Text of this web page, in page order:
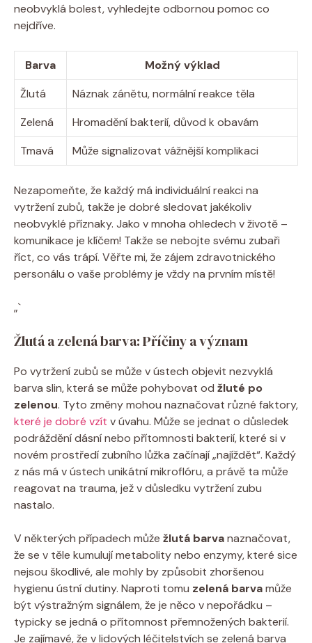
neobvyklá bolest, vyhledejte odbornou pomoc co
nejdříve.
Barva
Možný výklad
Žlutá
Náznak zánětu, normální reakce těla
Zelená
Hromadění bakterií, důvod k obavám
Tmavá
Může signalizovat vážnější komplikaci
Nezapomeňte, že každý má individuální reakci na
vytržení zubů, takže je dobré sledovat jakékoliv
neobvyklé příznaky. Jako v mnoha ohledech v životě –
komunikace je klíčem! Takže se nebojte svému zubaři
říct, co vás trápí. Věřte mi, že zájem zdravotnického
personálu o vaše problémy je vždy na prvním místě!
„`
Žlutá a zelená barva: Příčiny a význam
Po vytržení zubů se může v ústech objevit nezvyklá
barva slin, která se může pohybovat od žluté po
zelenou. Tyto změny mohou naznačovat různé faktory,
které je dobré vzít v úvahu. Může se jednat o důsledek
podráždění dásní nebo přítomnosti bakterií, které si v
novém prostředí zubního lůžka začínají „najíždět“. Každý
z nás má v ústech unikátní mikroflóru, a právě ta může
reagovat na trauma, jež v důsledku vytržení zubu
nastalo.
V některých případech může žlutá barvanaznačovat,
že se v těle kumulují metabolity nebo enzymy, které sice
nejsou škodlivé, ale mohly by způsobit zhoršenou
hygienu ústní dutiny. Naproti tomu zelená barvamůže
být výstražným signálem, že je něco v nepořádku –
typicky se jedná o přítomnost přemnožených bakterií.
Je zajímavé, že v lidových léčitelstvích se zelená barva